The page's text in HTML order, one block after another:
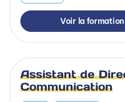
Voir la formation
Assistant de
Communication